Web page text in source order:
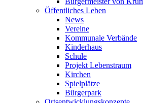
Öffentliches Leben
News
Vereine
Kommunale Verbände
Kinderhaus
Schule
Projekt Lebenstraum
Kirchen
Spielplätze
Bürgerpark